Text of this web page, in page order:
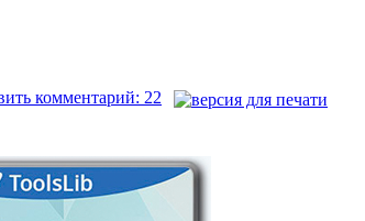
комментарий: 22